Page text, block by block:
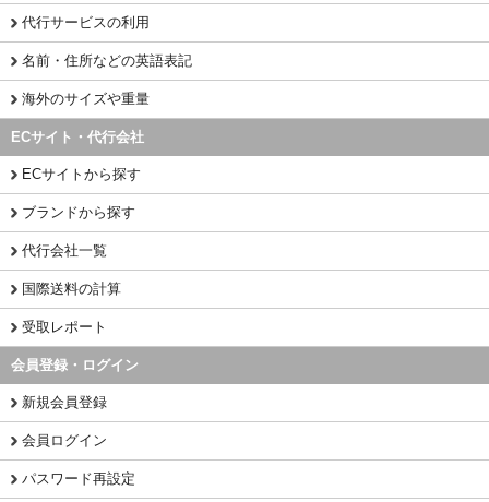
代行サービスの利用
名前・住所などの英語表記
海外のサイズや重量
ECサイト・代行会社
ECサイトから探す
ブランドから探す
代行会社一覧
国際送料の計算
受取レポート
会員登録・ログイン
新規会員登録
会員ログイン
パスワード再設定